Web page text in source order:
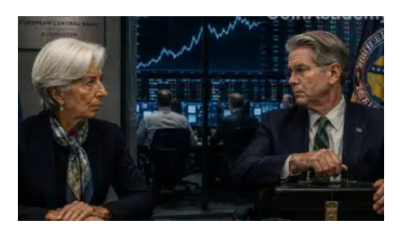
Yen : Washington a vendu des euros sans prévenir la